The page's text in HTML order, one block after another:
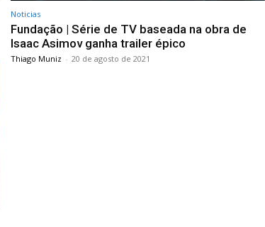
Noticias
Fundação | Série de TV baseada na obra de
Isaac Asimov ganha trailer épico
Thiago Muniz - 20 de agosto de 2021